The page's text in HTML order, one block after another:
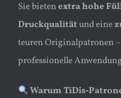
Sie bietenextra hohe
Druckqualitätund eine
teuren Originalpatronen
professionelle
Warum